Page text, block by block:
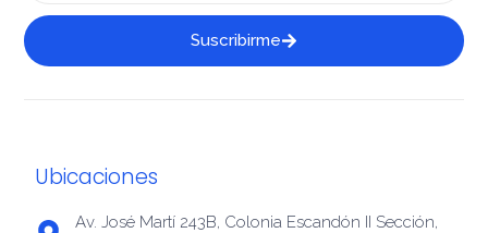
Suscribirme
Ubicaciones
Av. José Martí 243B, Colonia Escandón II Sección,